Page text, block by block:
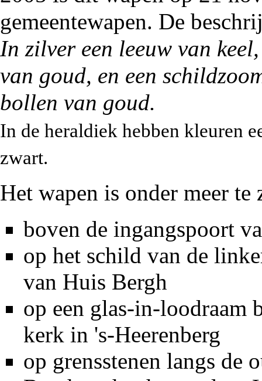
gemeentewapen. De
In zilver een leeuw van
van goud, en een
bollen van goud.
In de heraldiek hebben kleuren
zwart.
Het wapen is onder meer te
boven de ingangspoort
op het schild van de
van Huis Bergh
op een glas-in-loodraam
kerk in 's-Heerenberg
op grensstenen langs de